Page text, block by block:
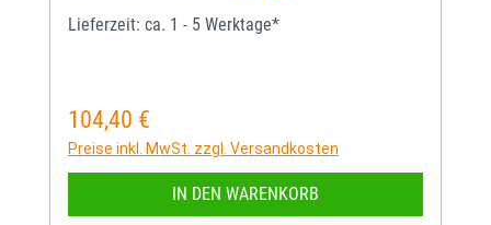
Lieferzeit: ca. 1 - 5 Werktage*
Regulärer Preis:
104,40 €
Preise inkl. MwSt. zzgl. Versandkosten
IN DEN WARENKORB